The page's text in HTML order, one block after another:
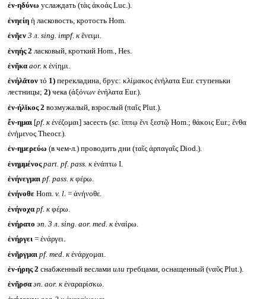
ἐν-ηδύνω услаждать (τὰς ἀκοάς Luc.).
ἐνηείη ἡ ласковость, кротость Hom.
ἐνῆεν 3 л. sing. impf. кἔνειμι.
ἐνηής 2 ласковый, кроткий Hom., Hes.
ἐνῆκα aor. кἐνίημι.
ἐνήλᾰτον τό 1)перекладина, брус: κλίμακος ἐνήλατα Eur. ступеньки
лестницы; 2)чека (ἀξόνων ἐνήλατα Eur.).
ἐν-ήλῐκος 2 возмужалый, взрослый (παῖς Plut.).
ἔν-ημαι [pf. кἐνέζομαι] засесть (sc. ἵππῳ ἔνι ξεστῷ Hom.; θάκοις Eur.; ἔνθα
ἐνήμενος Theocr.).
ἐν-ημερεύω (в чем-л.) проводить дни (ταῖς ἁρπαγαῖς Diod.).
ἐνημμένος part. pf. pass. кἐνάπτω I.
ἐνήνεγμαι pf. pass. кφέρω.
ἐνήνοθεHom. v. l. = ἀνήνοθε.
ἐνήνοχα pf. кφέρω.
ἐνήρατο эп. 3 л. sing. aor. med. кἐναίρω.
ἐνήργει = ἐνάργει.
ἐνῆργμαι pf. med. кἐνάρχομαι.
ἐν-ήρης 2 снабженный веслами или гребцами, оснащенный (ναῦς Plut.).
ἐνῆρσα эп. aor. кἐναραρίσκω.